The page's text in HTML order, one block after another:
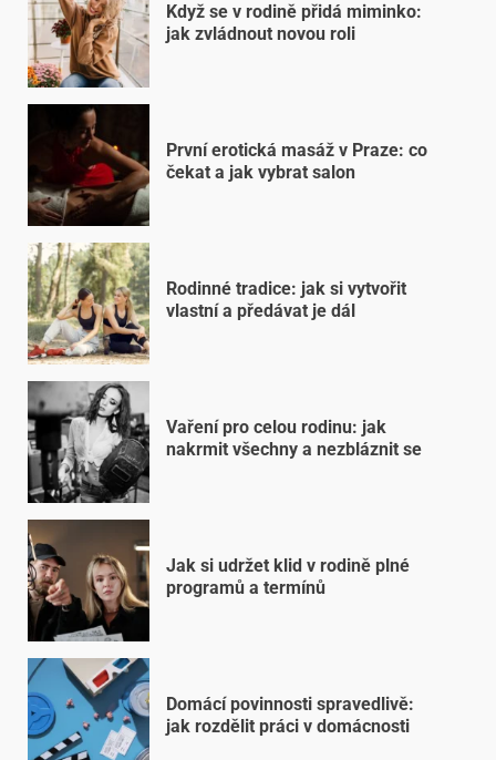
Když se v rodině přidá miminko:
jak zvládnout novou roli
První erotická masáž v Praze: co
čekat a jak vybrat salon
Rodinné tradice: jak si vytvořit
vlastní a předávat je dál
Vaření pro celou rodinu: jak
nakrmit všechny a nezbláznit se
Jak si udržet klid v rodině plné
programů a termínů
Domácí povinnosti spravedlivě:
jak rozdělit práci v domácnosti